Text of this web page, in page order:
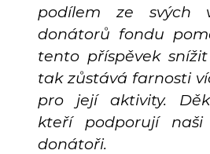
podílem ze svých
donátorů fondu
tento příspěvek
tak zůstává farnosti
pro její aktivity.
kteří podporují
donátoři.